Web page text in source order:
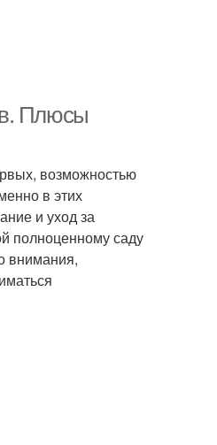
Плюсы
возможностью
в этих
и уход за
полноценному саду
внимания,